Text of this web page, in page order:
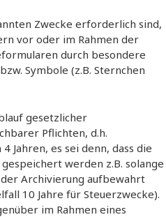
Zwecke erforderlich sind,
vor oder im Rahmen der
durch besondere
Symbole (z.B. Sternchen
gesetzlicher
Pflichten, d.h.
Jahren, es sei denn, dass die
werden z.B. solange
Archivierung aufbewahrt
10 Jahre für Steuerzwecke).
im Rahmen eines